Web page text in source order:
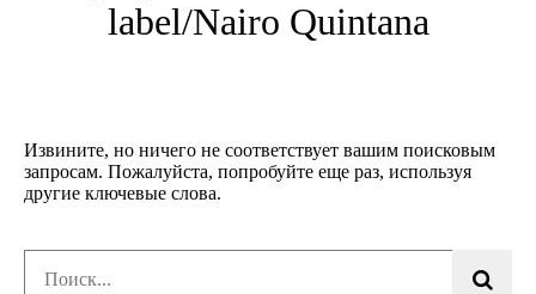
label/Nairo Quintana
Извините, но ничего не соответствует вашим поисковым
запросам. Пожалуйста, попробуйте еще раз, используя
другие ключевые слова.